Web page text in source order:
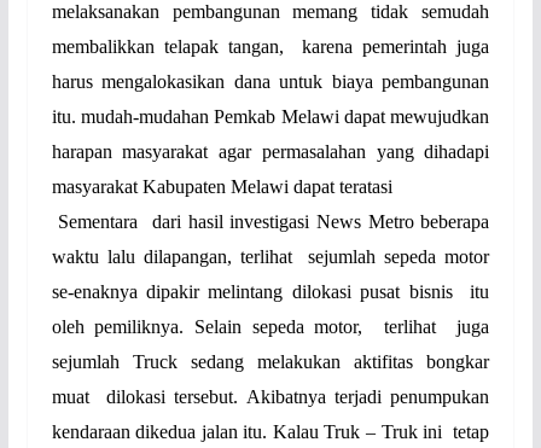
melaksanakan pembangunan memang tidak semudah
membalikkan telapak tangan,
karena pemerintah juga
harus mengalokasikan dana untuk biaya pembangunan
itu. mudah-mudahan Pemkab Melawi dapat mewujudkan
harapan masyarakat agar permasalahan yang dihadapi
masyarakat Kabupaten Melawi dapat teratasi
Sementara
dari hasil investigasi News Metro beberapa
waktu lalu dilapangan, terlihat
sejumlah sepeda motor
se-enaknya dipakir melintang dilokasi pusat bisnis
itu
oleh pemiliknya. Selain sepeda motor,
terlihat
juga
sejumlah Truck sedang melakukan aktifitas bongkar
muat
dilokasi tersebut. Akibatnya terjadi penumpukan
kendaraan dikedua jalan itu. Kalau Truk – Truk ini tetap